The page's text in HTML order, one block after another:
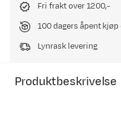
Fri frakt over 1200,-
100 dagers åpent
Lynrask levering
Produktbeskrivelse